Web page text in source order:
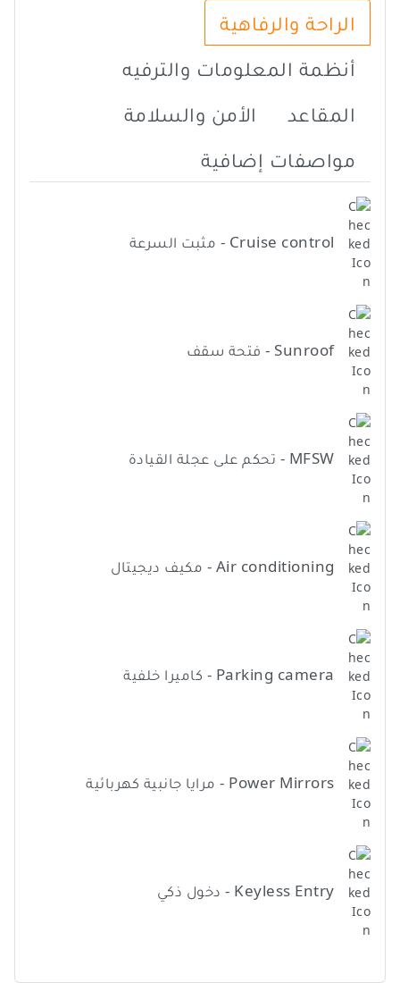
الراحة والرفاهية
أنظمة المعلومات والترفيه
المقاعد
الأمن والسلامة
مواصفات إضافية
Cruise control - مثبت السرعة
Sunroof - فتحة سقف
MFSW - تحكم على عجلة القيادة
Air conditioning - مكيف ديجيتال
Parking camera - كاميرا خلفية
Power Mirrors - مرايا جانبية كهربائية
Keyless Entry - دخول ذكي